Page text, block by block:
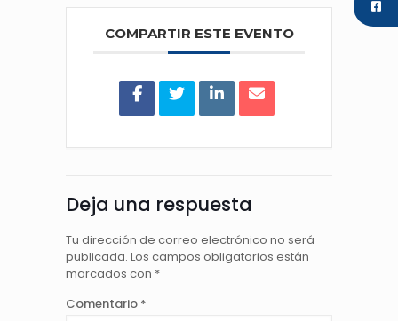
COMPARTIR ESTE EVENTO
Deja una respuesta
Tu dirección de correo electrónico no será
publicada. Los campos obligatorios están
marcados con *
Comentario *